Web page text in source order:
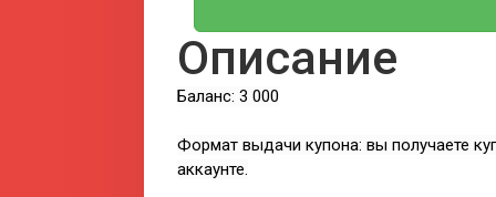
Описание
Баланс: 3 000
Формат выдачи купона: вы получаете
аккаунте.